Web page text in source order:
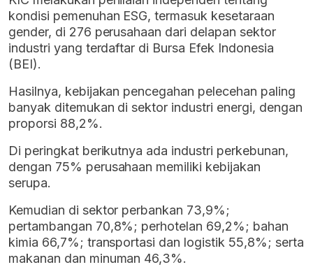
kondisi pemenuhan ESG, termasuk kesetaraan
gender, di 276 perusahaan dari delapan sektor
industri yang terdaftar di Bursa Efek Indonesia
(BEI).
Hasilnya, kebijakan pencegahan pelecehan paling
banyak ditemukan di sektor industri energi, dengan
proporsi 88,2%.
Di peringkat berikutnya ada industri perkebunan,
dengan 75% perusahaan memiliki kebijakan
serupa.
Kemudian di sektor perbankan 73,9%;
pertambangan 70,8%; perhotelan 69,2%; bahan
kimia 66,7%; transportasi dan logistik 55,8%; serta
makanan dan minuman 46,3%.